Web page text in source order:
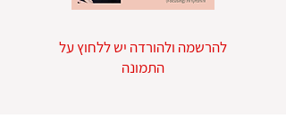
להרשמה ולהורדה יש ללחוץ על
התמונה